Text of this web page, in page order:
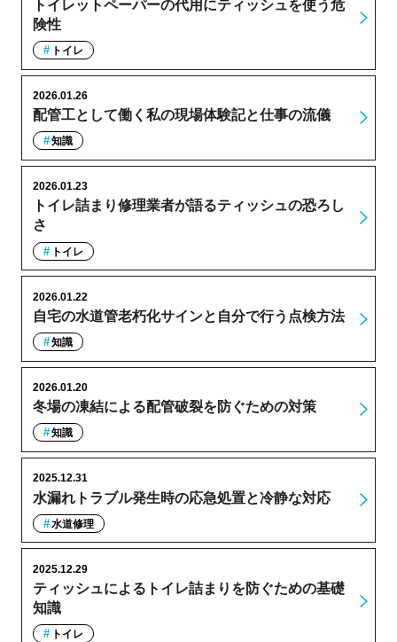
トイレットペーパーの代用にティッシュを使う危
険性
トイレ
配管工として働く私の現場体験記と仕事の流儀
2026.01.26
知識
トイレ詰まり修理業者が語るティッシュの恐ろし
さ
2026.01.23
トイレ
自宅の水道管老朽化サインと自分で行う点検方法
2026.01.22
知識
冬場の凍結による配管破裂を防ぐための対策
2026.01.20
知識
水漏れトラブル発生時の応急処置と冷静な対応
2025.12.31
水道修理
ティッシュによるトイレ詰まりを防ぐための基礎
知識
2025.12.29
トイレ